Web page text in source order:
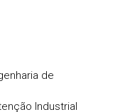
de
Industrial